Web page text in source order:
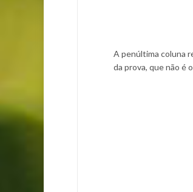
A penúltima coluna
da prova, que não é